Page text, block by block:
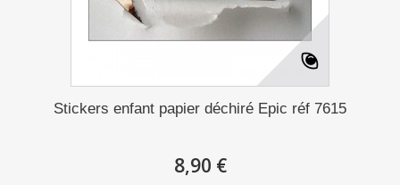
Stickers enfant papier déchiré Epic réf 7615
8,90 €